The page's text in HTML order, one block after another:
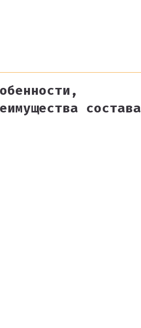
состава